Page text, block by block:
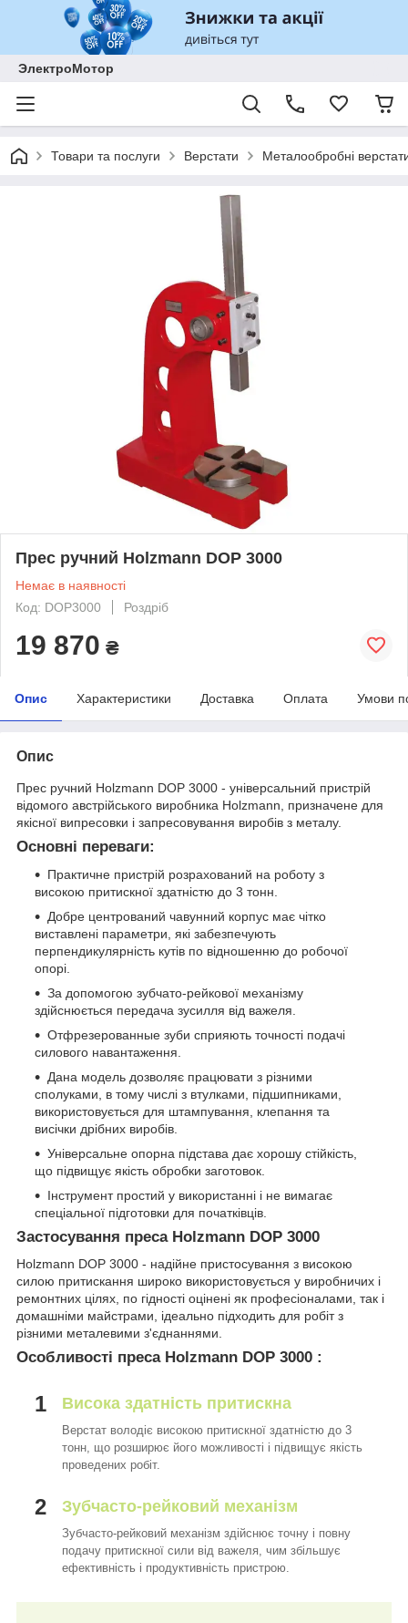
ЭлектроМотор
Товари та послуги Верстати Металообробні
Прес ручний Holzmann DOP 3000
Немає в наявності
Код: DOP3000
Роздріб
19 870 ₴
Опис Характеристики Доставка Оплата Умови
Опис
Прес ручний Holzmann DOP 3000 - універсальний пристрій
відомого австрійського виробника Holzmann, призначене для
якісної випресовки і запресовування виробів з металу.
Основні переваги:
Практичне пристрій розрахований на роботу з
високою притискної здатністю до 3 тонн.
Добре центрований чавунний корпус має чітко
виставлені параметри, які забезпечують
перпендикулярність кутів по відношенню до робочої
опорі.
За допомогою зубчато-рейкової механізму
здійснюється передача зусилля від важеля.
Отфрезерованные зуби сприяють точності подачі
силового навантаження.
Дана модель дозволяє працювати з різними
сполуками, в тому числі з втулками, підшипниками,
використовується для штампування, клепання та
висічки дрібних виробів.
Універсальне опорна підстава дає хорошу стійкість,
що підвищує якість обробки заготовок.
Інструмент простий у використанні і не вимагає
спеціальної підготовки для початківців.
Застосування преса Holzmann DOP 3000
Holzmann DOP 3000 - надійне пристосування з високою
силою притискання широко використовується у виробничих і
ремонтних цілях, по гідності оцінені як професіоналами, так і
домашніми майстрами, ідеально підходить для робіт з
різними металевими з'єднаннями.
Особливості преса Holzmann DOP 3000 :
1 Висока здатність притискна
Верстат володіє високою притискної здатністю до 3
тонн, що розширює його можливості і підвищує якість
проведених робіт.
2 Зубчасто-рейковий механізм
Зубчасто-рейковий механізм здійснює точну і повну
подачу притискної сили від важеля, чим збільшує
ефективність і продуктивність пристрою.